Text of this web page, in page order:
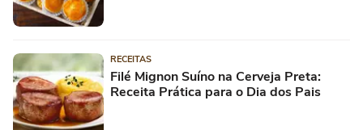
RECEITAS
Filé Mignon Suíno na Cerveja Preta:
Receita Prática para o Dia dos Pais